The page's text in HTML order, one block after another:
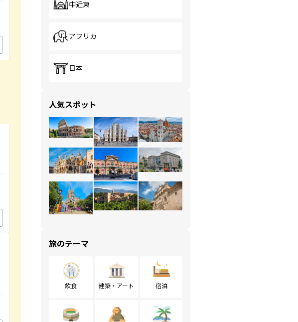
中近東
アフリカ
日本
人気スポット
旅のテーマ
飲食 建築・アート 宿泊